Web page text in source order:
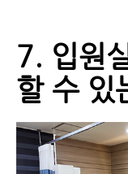
7. 입원
할 수 있